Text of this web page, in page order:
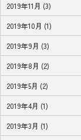
2019年11月 (3)
2019年10月 (1)
2019年9月 (3)
2019年8月 (2)
2019年5月 (2)
2019年4月 (1)
2019年3月 (1)